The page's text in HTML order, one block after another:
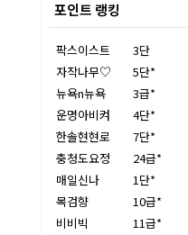
포인트 랭킹
팍스이스트 3단
자작나무♡
5단*
뉴욕n뉴욕
3급*
운명아비켜
4단*
한솔현현로
7단*
충청도요정
24급*
매일신나
1단*
목검향
10급*
비비빅
11급*